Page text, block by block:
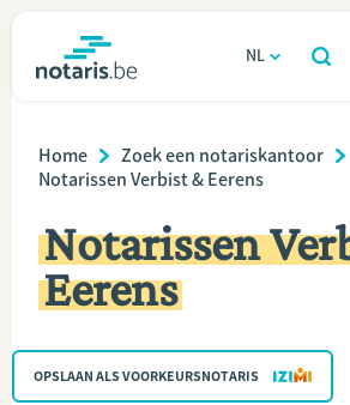
inhoud
NL
OPEN
Wonen
Relatie & samenleven
Erven & schenken
Ondernemen
VIND EEN NOTARIS
Breadcrumb
Home
Zoek een notariskantoor
Notarissen Verbist & Eerens
Notarissen
Eerens
OPSLAAN ALS VOORKEURSNOTARIS